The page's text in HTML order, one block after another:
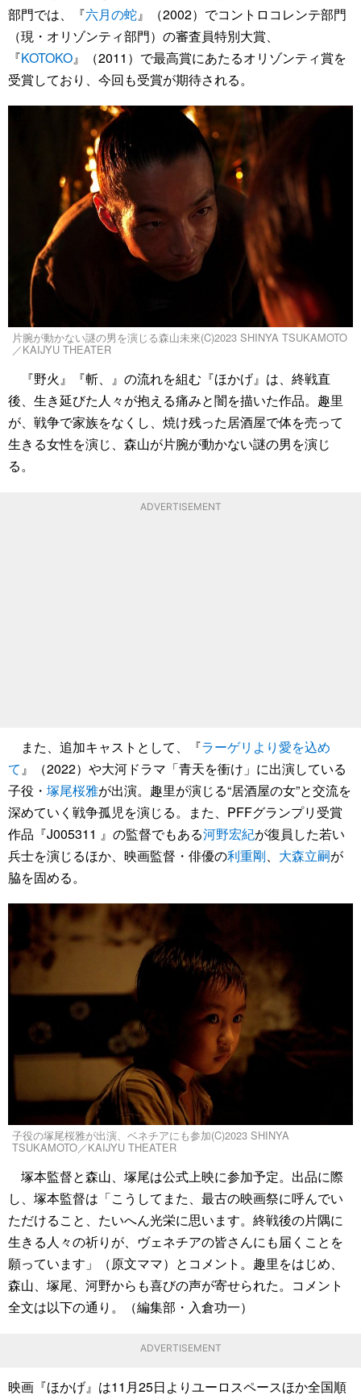
部門では、『六月の蛇』（2002）でコントロコレンテ部門
（現・オリゾンティ部門）の審査員特別大賞、
『KOTOKO』（2011）で最高賞にあたるオリゾンティ賞を
受賞しており、今回も受賞が期待される。
片腕が動かない謎の男を演じる森山未來(C)2023 SHINYA TSUKAMOTO
／KAIJYU THEATER
『野火』『斬、』の流れを組む『ほかげ』は、終戦直
後、生き延びた人々が抱える痛みと闇を描いた作品。趣里
が、戦争で家族をなくし、焼け残った居酒屋で体を売って
生きる女性を演じ、森山が片腕が動かない謎の男を演じ
る。
ADVERTISEMENT
また、追加キャストとして、『ラーゲリより愛を込め
て』（2022）や大河ドラマ「青天を衝け」に出演している
子役・ 塚尾桜雅が出演。趣里が演じる“居酒屋の女”と交流を
深めていく戦争孤児を演じる。また、PFFグランプリ受賞
作品『J005311 』の監督でもある河野宏紀が復員した若い
兵士を演じるほか、映画監督・俳優の利重剛、 大森立嗣が
脇を固める。
子役の塚尾桜雅が出演、ベネチアにも参加(C)2023 SHINYA
TSUKAMOTO／KAIJYU THEATER
塚本監督と森山、塚尾は公式上映に参加予定。出品に際
し、塚本監督は「こうしてまた、最古の映画祭に呼んでい
ただけること、たいへん光栄に思います。終戦後の片隅に
生きる人々の祈りが、ヴェネチアの皆さんにも届くことを
願っています」（原文ママ）とコメント。趣里をはじめ、
森山、塚尾、河野からも喜びの声が寄せられた。コメント
全文は以下の通り。（編集部・入倉功一）
ADVERTISEMENT
映画『ほかげ』は11月25日よりユーロスペースほか全国順